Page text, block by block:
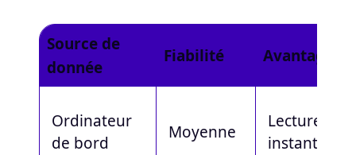
Source de
donnée
Fiabilité Avantage
Ordinateur
de bord
Moyenne
Lecture
instantanée